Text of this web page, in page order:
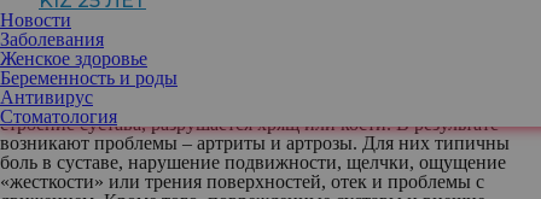
Новости
Заболевания
Женское здоровье
Беременность и роды
Антивирус
Стоматология
Сустав – это сложная анатомическая структура, включающая в
себя кости, хрящи, связки, мягкие ткани. Между двумя или более
костями, образующими сустав, имеется полость, заполненная
жидкость. Она нужна для питания хряща, покрывающего кости
и амортизации, плавного скольжения суставных поверхностей
друг по другу. Если меняется состав жидкости, нарушается
строение сустава, разрушается хрящ или кости. В результате
возникают проблемы – артриты и артрозы. Для них типичны
боль в суставе, нарушение подвижности, щелчки, ощущение
«жесткости» или трения поверхностей, отек и проблемы с